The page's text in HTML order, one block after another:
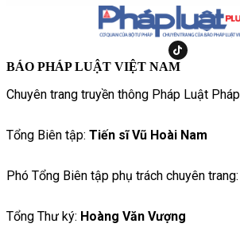
BÁO PHÁP LUẬT VIỆT NAM
Chuyên trang truyền thông Pháp Luật
Tổng Biên tập: Tiến sĩ Vũ Hoài Nam
Phó Tổng Biên tập phụ trách chuyên trang:
Tổng Thư ký: Hoàng Văn Vượng